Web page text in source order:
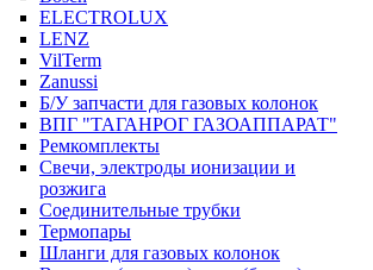
ELECTROLUX
LENZ
VilTerm
Zanussi
Б/У запчасти для газовых колонок
ВПГ "ТАГАНРОГ ГАЗОАППАРАТ"
Ремкомплекты
Свечи, электроды ионизации и
розжига
Соединительные трубки
Термопары
Шланги для газовых колонок